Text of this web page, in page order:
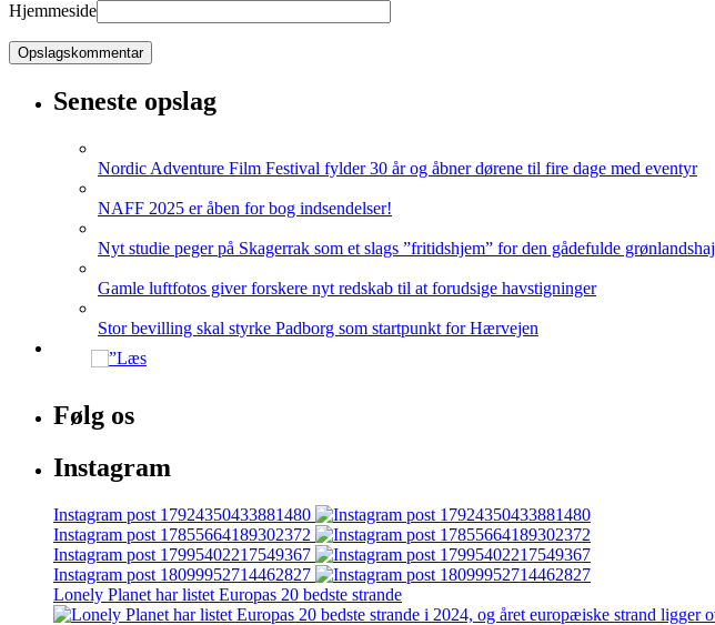
Hjemmeside
Seneste opslag
Nordic Adventure Film Festival fylder 30 år og åbner dørene til fire dage med eventyr
NAFF 2025 er åben for bog indsendelser!
Nyt studie peger på Skagerrak som et slags ”fritidshjem” for den gådefulde grønlandshaj
Gamle luftfotos giver forskere nyt redskab til at forudsige havstigninger
Stor bevilling skal styrke Padborg som startpunkt for Hærvejen
Følg os
Instagram
Instagram post 17924350433881480
Instagram post 17855664189302372
Instagram post 17995402217549367
Instagram post 18099952714462827
Lonely Planet har listet Europas 20 bedste strande